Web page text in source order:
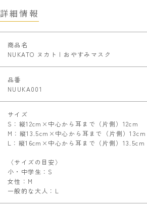
詳細情報
商品名
NUKATO ヌカト | おやすみマスク
品番
NUUKA001
サイズ
S：縦12cm×中心から耳まで（片側）12cm
M：縦13.5cm×中心から耳まで（片側）13cm
L：縦16cm×中心から耳まで（片側）13.5cm
〈サイズの目安〉
小・中学生：S
女性：M
一般的な大人：L